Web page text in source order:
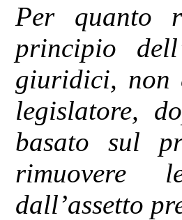
Per quanto
principio
giuridici, non
legislatore,
basato sul
rimuovere
dall’assetto